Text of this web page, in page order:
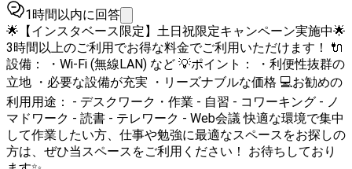
1時間以内に回答
🌟【インスタベース限定】土日祝限定キャンペーン実施中🌟
3時間以上のご利用でお得な料金でご利用いただけます！ 🔌
設備： ・Wi-Fi (無線LAN) など 💡ポイント： ・利便性抜群の
立地 ・必要な設備が充実 ・リーズナブルな価格 💻お勧めの
利用用途： - デスクワーク・作業 - 自習 - コワーキング - ノ
マドワーク - 読書 - テレワーク - Web会議 快適な環境で集中
して作業したい方、仕事や勉強に最適なスペースをお探しの
方は、ぜひ当スペースをご利用ください！ お待ちしており